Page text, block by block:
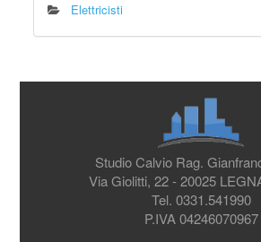
Elettricisti
Studio Calvio Rag.
Via Giolitti, 22 - 20025
Tel. 0331.541990
P.IVA 04246070967